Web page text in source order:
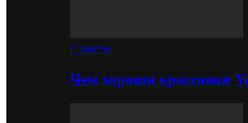
Советы
Чем хороши кроссовки